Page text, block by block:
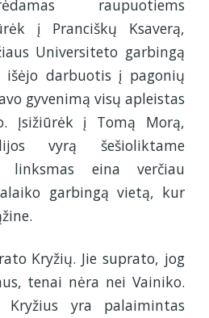
raupuotiems
į Pranciškų Ksaverą,
Universiteto garbingą
darbuotis į pagonių
gyvenimą visų apleistas
Įsižiūrėk į Tomą Morą,
vyrą šešioliktame
linksmas eina verčiau
garbingą vietą, kur
Kryžių. Jie suprato, jog
tenai nėra nei Vainiko.
yra palaimintas